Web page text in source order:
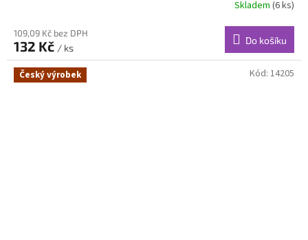
Skladem (6 ks)
109,09 Kč bez DPH
132 Kč / ks
Do košíku
Český výrobek Kód: 14205